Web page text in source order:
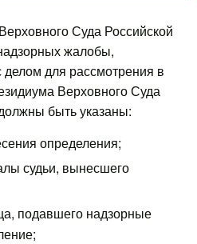
Суда Российской
жалобы,
для рассмотрения в
Верховного Суда
быть указаны:
определения;
судьи, вынесшего
подавшего надзорные